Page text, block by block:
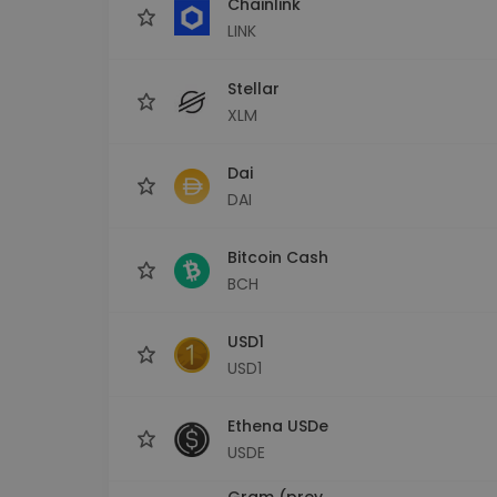
LINK
Stellar
XLM
Dai
DAI
Bitcoin Cash
BCH
USD1
USD1
Ethena USDe
USDE